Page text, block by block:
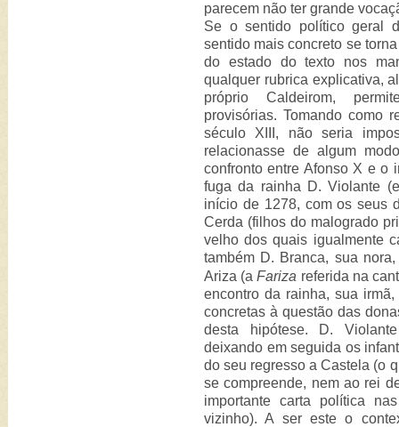
parecem não ter grande
Se o sentido político geral
sentido mais concreto se
do estado do texto nos
qualquer rubrica explicativa,
próprio Caldeirom,
provisórias. Tomando como
século XIII, não seria
relacionasse de algum
confronto entre Afonso X e o
fuga da rainha D. Violante
início de 1278, com os seus
Cerda (filhos do malogrado
velho dos quais igualmente
também D. Branca, sua
Ariza (aFariza referida na
encontro da rainha, sua
concretas à questão das
desta hipótese. D.
deixando em seguida os
do seu regresso a Castela (o
se compreende, nem ao rei
importante carta política
vizinho). A ser este o